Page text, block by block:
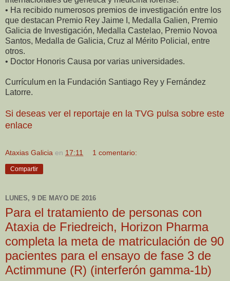
• Ha recibido numerosos premios de investigación entre los
que destacan Premio Rey Jaime I, Medalla Galien, Premio
Galicia de Investigación, Medalla Castelao, Premio Novoa
Santos, Medalla de Galicia, Cruz al Mérito Policial, entre
otros.
• Doctor Honoris Causa por varias universidades.
Currículum en la Fundación Santiago Rey y Fernández
Latorre.
Si deseas ver el reportaje en la TVG pulsa sobre este
enlace
Ataxias Galicia en 17:11 1 comentario:
Compartir
LUNES, 9 DE MAYO DE 2016
Para el tratamiento de personas con
Ataxia de Friedreich, Horizon Pharma
completa la meta de matriculación de 90
pacientes para el ensayo de fase 3 de
Actimmune (R) (interferón gamma-1b)